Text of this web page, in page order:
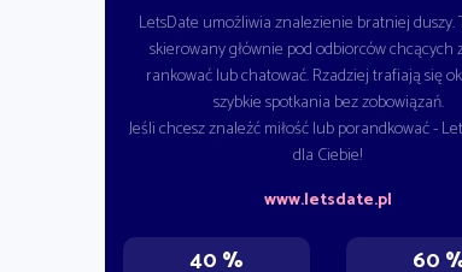
LetsDate umożliwia znalezienie bratniej duszy.
skierowany głównie pod odbiorców chcących
rankować lub chatować. Rzadziej trafiają się
szybkie spotkania bez zobowiązań.
Jeśli chcesz znaleźć miłość lub porandkować -
dla Ciebie!
www.letsdate.pl
40 % 60